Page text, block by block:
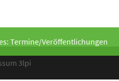
3lpi
Termine/Veröffentlichungen